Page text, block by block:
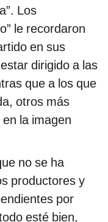
Los
le recordaron
en sus
dirigido a las
que a los que
otros más
la imagen
no se ha
productores y
por
esté bien,